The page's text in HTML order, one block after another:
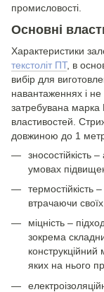
промисловості.
Основні
Характеристики
текстоліт ПТ, в
вибір для
навантаженнях і
затребувана марка
властивостей.
довжиною до 1
умовах
втрачаючи
міцність –
зокрема
яких на нього